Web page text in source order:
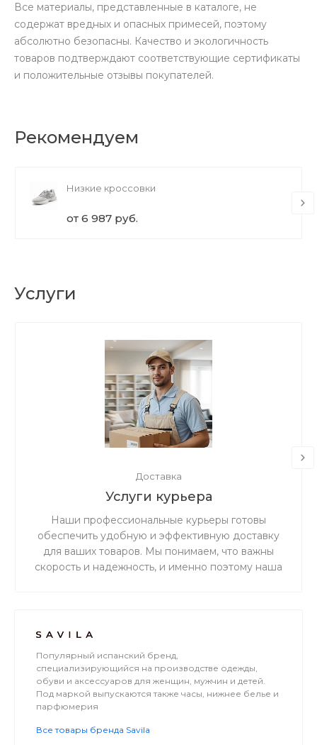
Все материалы, представленные в каталоге, не
содержат вредных и опасных примесей, поэтому
абсолютно безопасны. Качество и экологичность
товаров подтверждают соответствующие сертификаты
и положительные отзывы покупателей.
Рекомендуем
Низкие кроссовки
от 6 987 руб.
Услуги
Доставка
Услуги курьера
Наши профессиональные курьеры готовы
обеспечить удобную и эффективную доставку
для ваших товаров. Мы понимаем, что важны
скорость и надежность, и именно поэтому наша
Популярный испанский бренд,
специализирующийся на производстве одежды,
обуви и аксессуаров для женщин, мужчин и детей.
Под маркой выпускаются также часы, нижнее белье и
парфюмерия
Все товары бренда Savila